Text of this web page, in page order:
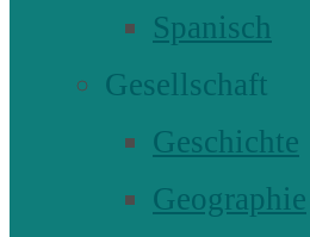
Spanisch
Gesellschaft
Geschichte
Geographie